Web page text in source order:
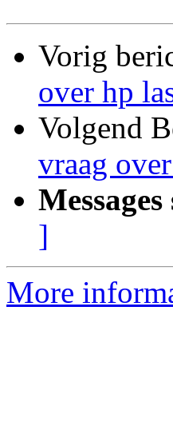
Vorig
over hp
Volgend
vraag
]
More